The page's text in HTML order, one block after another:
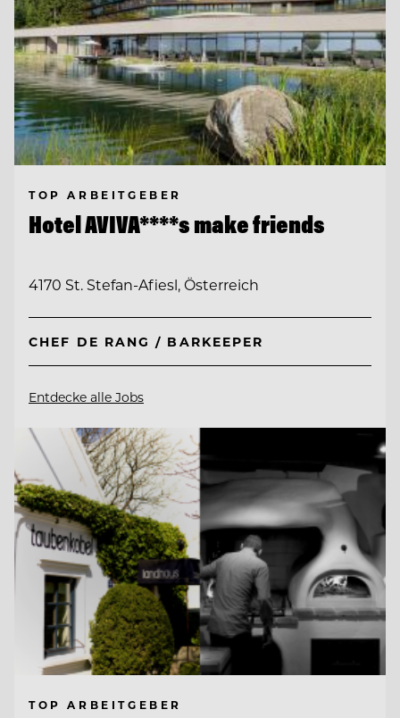
TOP ARBEITGEBER
Hotel AVIVA****s make friends
4170 St. Stefan-Afiesl, Österreich
CHEF DE RANG / BARKEEPER
Entdecke alle Jobs
TOP ARBEITGEBER